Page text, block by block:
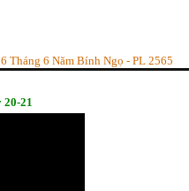
Tháng 6 Năm Bính Ngọ - PL 2565
20-21